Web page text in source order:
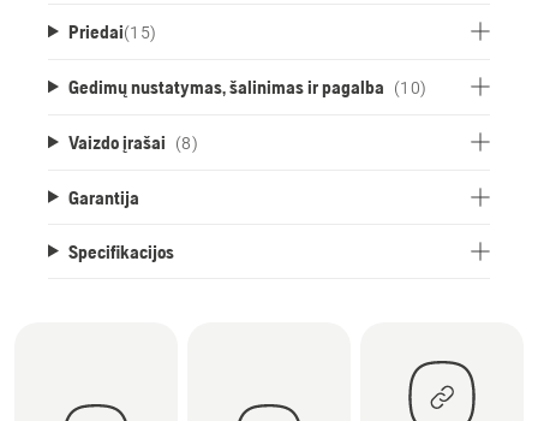
Priedai(15)
Gedimų nustatymas, šalinimas ir pagalba (10)
Vaizdo įrašai (8)
Garantija
Specifikacijos